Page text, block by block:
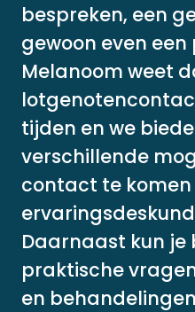
bespreken, een
gewoon even
Melanoom weet
tijden en we
verschillende
contact te
Daarnaast kun je
praktische
en